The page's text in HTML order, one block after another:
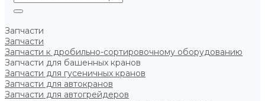
Запчасти
Запчасти
Запчасти к дробильно-сортировочному оборудованию
Запчасти для башенных кранов
Запчасти для гусеничных кранов
Запчасти для автокранов
Запчасти для автогрейдеров